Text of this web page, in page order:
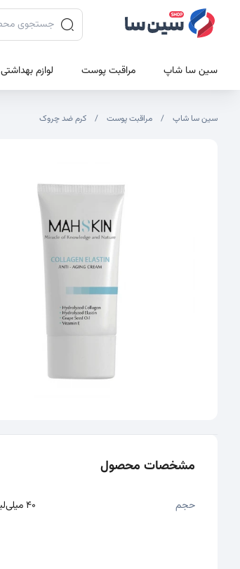
جستجوی محصولات
سین سا شاپ مراقبت پوست لوازم بهداشتی
سین سا شاپ مراقبت پوست کرم ضد چروک
مشخصات محصول
حجم 40 میلی‌لیتر